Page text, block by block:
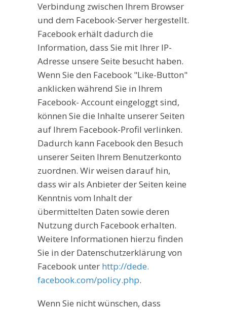
Verbindung zwischen Ihrem Browser
und dem Facebook-Server hergestellt.
Facebook erhält dadurch die
Information, dass Sie mit Ihrer IP-
Adresse unsere Seite besucht haben.
Wenn Sie den Facebook "Like-Button"
anklicken während Sie in Ihrem
Facebook- Account eingeloggt sind,
können Sie die Inhalte unserer Seiten
auf Ihrem Facebook-Profil verlinken.
Dadurch kann Facebook den Besuch
unserer Seiten Ihrem Benutzerkonto
zuordnen. Wir weisen darauf hin,
dass wir als Anbieter der Seiten keine
Kenntnis vom Inhalt der
übermittelten Daten sowie deren
Nutzung durch Facebook erhalten.
Weitere Informationen hierzu finden
Sie in der Datenschutzerklärung von
Facebook unter http://dede.
facebook.com/policy.php.
Wenn Sie nicht wünschen, dass